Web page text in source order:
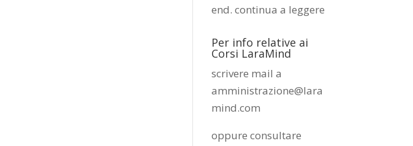
end.continua a leggere
Per info relative ai
Corsi LaraMind
scrivere mail a
amministrazione@lara
mind.com
oppure consultare